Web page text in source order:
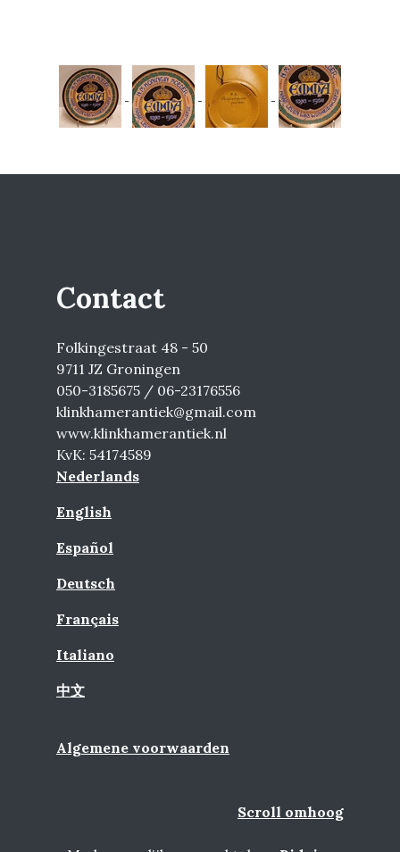
Contact
Folkingestraat 48 - 50
9711 JZ Groningen
050-3185675 / 06-23176556
klinkhamerantiek@gmail.com
www.klinkhamerantiek.nl
KvK: 54174589
Nederlands
English
Español
Deutsch
Français
Italiano
中文
Algemene voorwaarden
Scroll omhoog